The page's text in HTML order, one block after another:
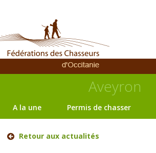
Aveyron
A la une Permis de chasser
Retour aux actualités